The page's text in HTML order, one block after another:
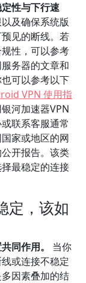
性与下行速
及确保系统版
见的断线。若
性，可以参考
务器的文章和
可以参考以下
VPN 使用指
河加速器VPN
联系客服通常
家或地区的网
开报告。该类
最稳定的连接
定，该如
同作用。
当你
或连接不稳定
因素叠加的结